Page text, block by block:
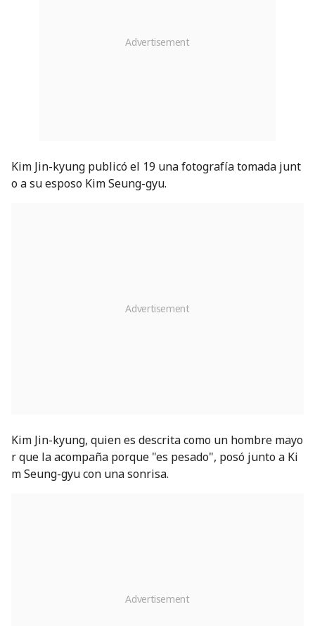
Kim Jin-kyung publicó el 19 una fotografía tomada junt
o a su esposo Kim Seung-gyu.
Kim Jin-kyung, quien es descrita como un hombre mayo
r que la acompaña porque "es pesado", posó junto a Ki
m Seung-gyu con una sonrisa.